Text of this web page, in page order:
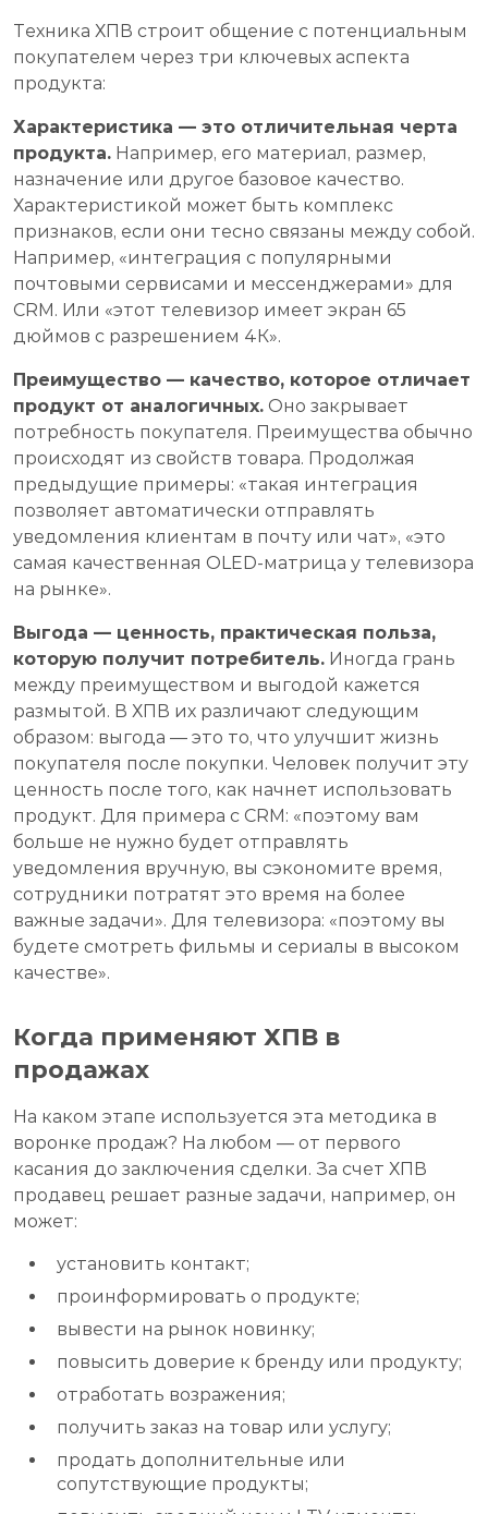
Техника ХПВ строит общение с потенциальным
покупателем через три ключевых аспекта
продукта:
Характеристика — это отличительная черта
продукта. Например, его материал, размер,
назначение или другое базовое качество.
Характеристикой может быть комплекс
признаков, если они тесно связаны между собой.
Например, «интеграция с популярными
почтовыми сервисами и мессенджерами» для
CRM. Или «этот телевизор имеет экран 65
дюймов с разрешением 4К».
Преимущество — качество, которое отличает
продукт от аналогичных. Оно закрывает
потребность покупателя. Преимущества обычно
происходят из свойств товара. Продолжая
предыдущие примеры: «такая интеграция
позволяет автоматически отправлять
уведомления клиентам в почту или чат», «это
самая качественная OLED-матрица у телевизора
на рынке».
Выгода — ценность, практическая польза,
которую получит потребитель. Иногда грань
между преимуществом и выгодой кажется
размытой. В ХПВ их различают следующим
образом: выгода — это то, что улучшит жизнь
покупателя после покупки. Человек получит эту
ценность после того, как начнет использовать
продукт. Для примера с CRM: «поэтому вам
больше не нужно будет отправлять
уведомления вручную, вы сэкономите время,
сотрудники потратят это время на более
важные задачи». Для телевизора: «поэтому вы
будете смотреть фильмы и сериалы в высоком
качестве».
Когда применяют ХПВ в
продажах
На каком этапе используется эта методика в
воронке продаж? На любом — от первого
касания до заключения сделки. За счет ХПВ
продавец решает разные задачи, например, он
может:
установить контакт;
проинформировать о продукте;
вывести на рынок новинку;
повысить доверие к бренду или продукту;
отработать возражения;
получить заказ на товар или услугу;
продать дополнительные или
сопутствующие продукты;